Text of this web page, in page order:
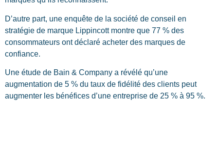
D’autre part, une enquête de la société de conseil en
stratégie de marque Lippincott montre que 77 % des
consommateurs ont déclaré acheter des marques de
confiance.
Une étude de Bain & Company a révélé qu’une
augmentation de 5 % du taux de fidélité des clients peut
augmenter les bénéfices d’une entreprise de 25 % à 95 %.